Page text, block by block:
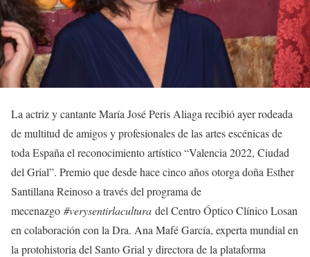
La actriz y cantante María José Peris Aliaga recibió ayer rodeada
de multitud de amigos y profesionales de las artes escénicas de
toda España el reconocimiento artístico “Valencia 2022, Ciudad
del Grial”. Premio que desde hace cinco años otorga doña Esther
Santillana Reinoso a través del programa de
mecenazgo #verysentirlacultura del Centro Óptico Clínico Losan
en colaboración con la Dra. Ana Mafé García, experta mundial en
la protohistoria del Santo Grial y directora de la plataforma